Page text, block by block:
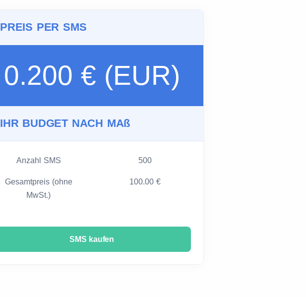
PREIS PER SMS
0.200 € (EUR)
IHR BUDGET NACH MAß
Anzahl SMS 500
Gesamtpreis (ohne
MwSt.)
100.00 €
SMS kaufen